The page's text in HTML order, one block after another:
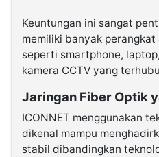
Keuntungan ini sangat
memiliki banyak
seperti smartphone,
kamera CCTV yang
Jaringan Fiber Optik
ICONNET menggunakan
dikenal mampu
stabil dibandingkan